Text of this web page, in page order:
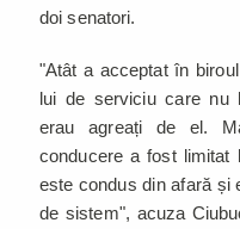
doi senatori.
"Atât a acceptat în
lui de serviciu care nu
erau agreați de el.
conducere a fost limitat
este condus din afară și
de sistem", acuza